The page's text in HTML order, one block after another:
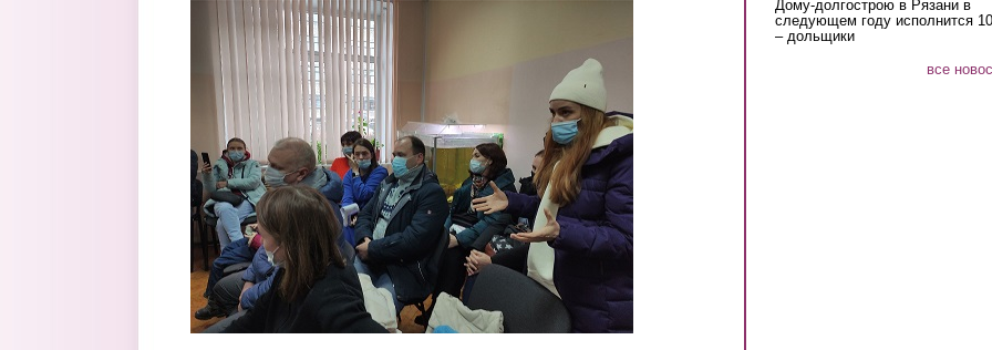
Дому-долгострою в Рязани в
следующем году исполнится
– дольщики
все